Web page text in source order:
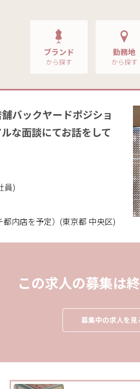
ブランド
から探す
勤務地
から探す
バックヤードポジショ
な面談にてお話をして
員)
都内店を予定）(東京都 中央区)
この求人の募集は
募集中の求人を見